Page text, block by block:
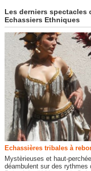
Les derniers spectacles
Echassiers Ethniques
Echassières tribales à
Mystèrieuses et haut-
déambulent sur des